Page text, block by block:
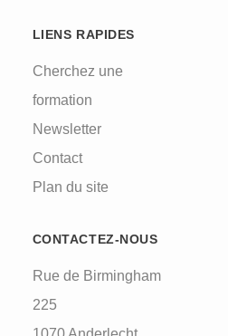
LIENS RAPIDES
Cherchez une
formation
Newsletter
Contact
Plan du site
CONTACTEZ-NOUS
Rue de Birmingham
225